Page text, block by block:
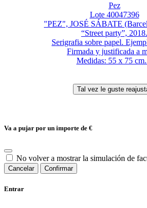
Pez
Lote 40047396
"PEZ", JOSÉ SÁBATE
“Street party”, 2018.
Serigrafia sobre papel.
Firmada y justificada a
Medidas: 55 x 75
Va a pujar por un importe de €
No volver a mostrar la simulación de
Cancelar Confirmar
Entrar